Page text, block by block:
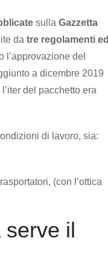
sulla Gazzetta
da tre regolamenti ed
l’approvazione del
a dicembre 2019
del pacchetto era
di lavoro, sia:
(con l’ottica
il